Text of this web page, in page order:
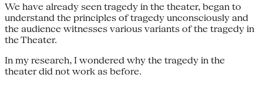
We have already seen tragedy in the theater, began to
understand the principles of tragedy unconsciously and
the audience witnesses various variants of the tragedy in
the Theater.
In my research, I wondered why the tragedy in the
theater did not work as before.